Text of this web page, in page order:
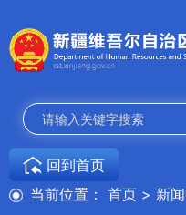
当前位置： 首页 > 新
回到首页